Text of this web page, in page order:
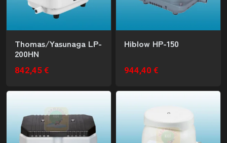
Thomas/Yasunaga LP-
200HN
842,45 €
Hiblow HP-150
944,40 €